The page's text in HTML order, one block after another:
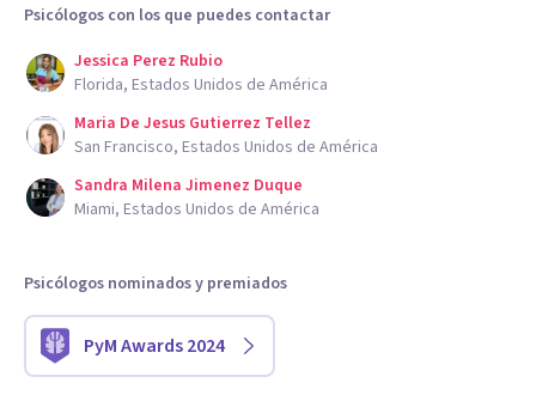
Psicólogos con los que puedes contactar
Jessica Perez Rubio
Florida, Estados Unidos de América
Maria De Jesus Gutierrez Tellez
San Francisco, Estados Unidos de América
Sandra Milena Jimenez Duque
Miami, Estados Unidos de América
Psicólogos nominados y premiados
PyM Awards 2024